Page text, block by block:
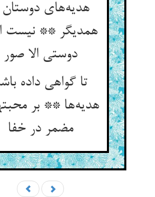
هدیه‌‌های دوستان
همدیگر ** نیست
دوستی الا صور
تا گواهی داده
هدیه‌ها ** بر
مضمر در خفا